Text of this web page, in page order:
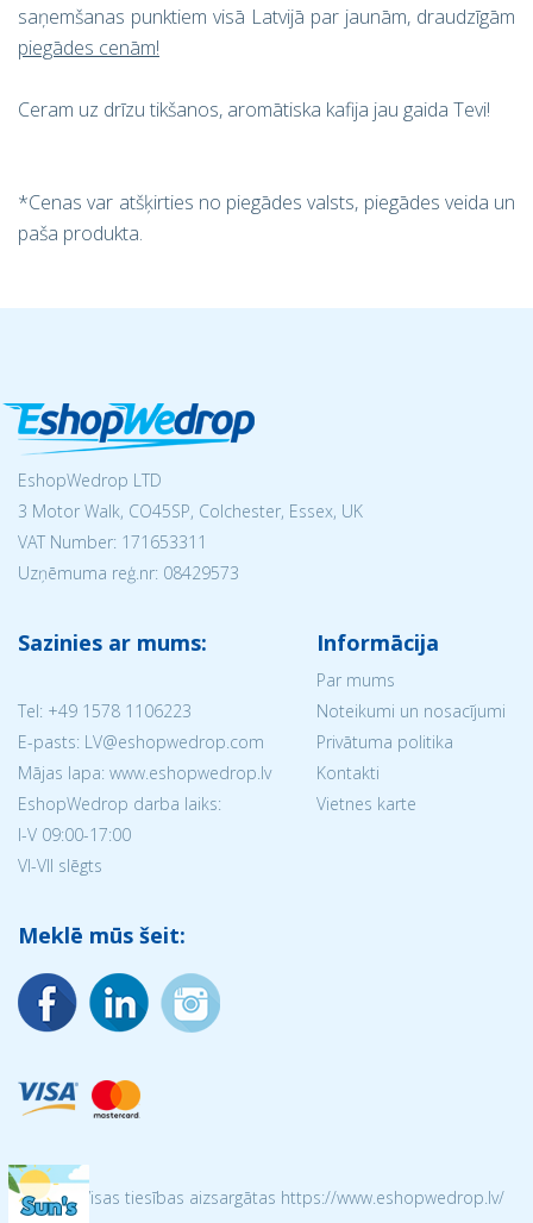
saņemšanas punktiem visā Latvijā par jaunām, draudzīgām
piegādes cenām!
Ceram uz drīzu tikšanos, aromātiska kafija jau gaida Tevi!
*Cenas var atšķirties no piegādes valsts, piegādes veida un
paša produkta.
EshopWedrop LTD
3 Motor Walk, CO45SP, Colchester, Essex, UK
VAT Number: 171653311
Uzņēmuma reģ.nr: 08429573
Sazinies ar mums:
Tel: +49 1578 1106223
E-pasts: LV@eshopwedrop.com
Mājas lapa: www.eshopwedrop.lv
EshopWedrop darba laiks:
I-V 09:00-17:00
VI-VII slēgts
Informācija
Par mums
Noteikumi un nosacījumi
Privātuma politika
Kontakti
Vietnes karte
Meklē mūs šeit:
© 2026 Visas tiesības aizsargātas https://www.eshopwedrop.lv/